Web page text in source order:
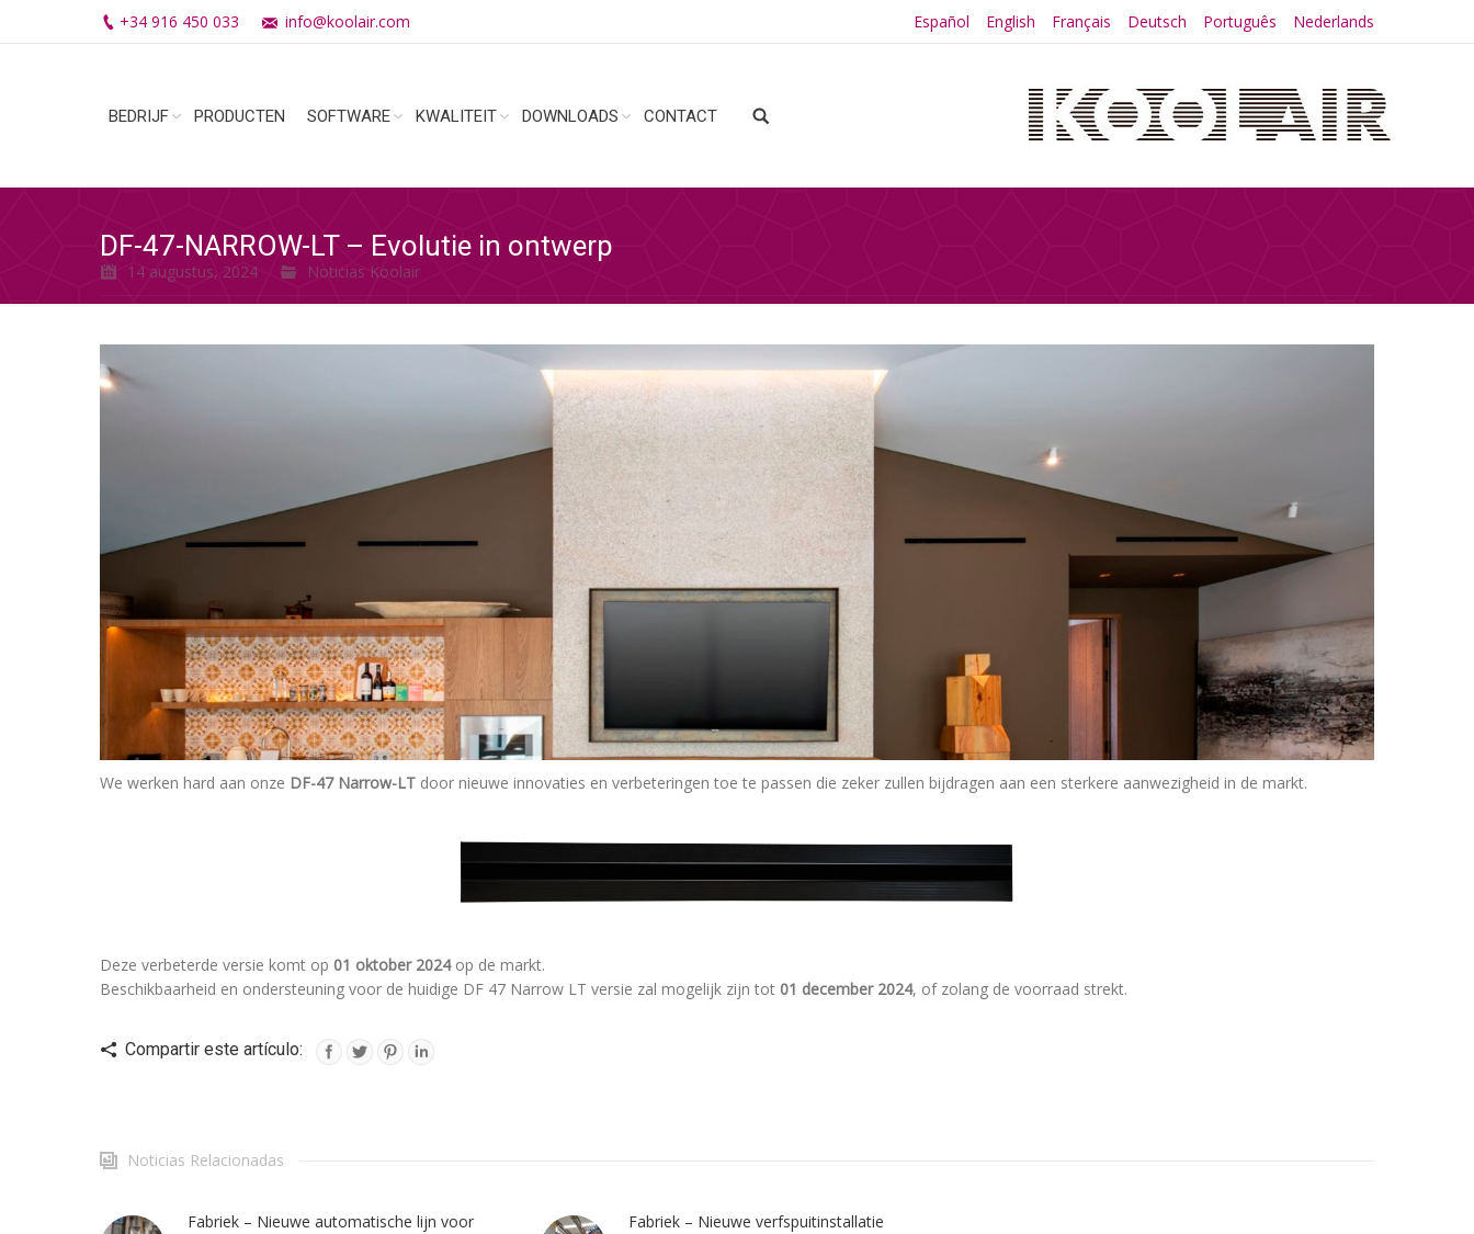
+34 916 450 033 info@koolair.com Español English Français Deutsch Português Nederlands
BEDRIJF PRODUCTEN SOFTWARE KWALITEIT DOWNLOADS CONTACT
DF-47-NARROW-LT – Evolutie in ontwerp
14 augustus, 2024 Noticias Koolair
We werken hard aan onze DF-47 Narrow-LT door nieuwe innovaties en verbeteringen toe te passen die zeker zullen bijdragen aan een sterkere aanwezigheid in de markt.
Deze verbeterde versie komt op 01 oktober 2024 op de markt.
Beschikbaarheid en ondersteuning voor de huidige DF 47 Narrow LT versie zal mogelijk zijn tot 01 december 2024, of zolang de voorraad strekt.
Compartir este artículo:
Noticias Relacionadas
Fabriek – Nieuwe automatische lijn voor
Fabriek – Nieuwe verfspuitinstallatie